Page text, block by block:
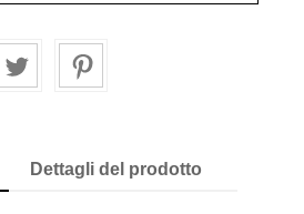
Dettagli del prodotto